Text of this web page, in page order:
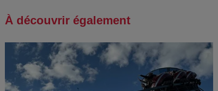
À découvrir également